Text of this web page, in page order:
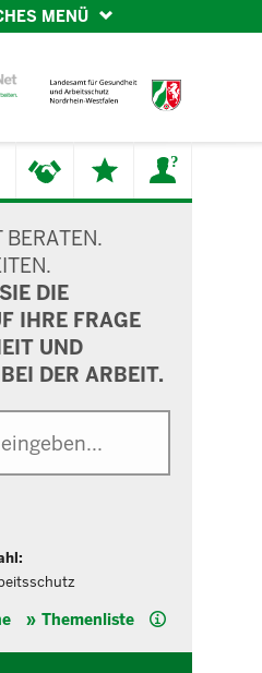
MENÜ
BERATEN.
DIE
IHRE FRAGE
UND
DER ARBEIT.
Themenliste Hilfe